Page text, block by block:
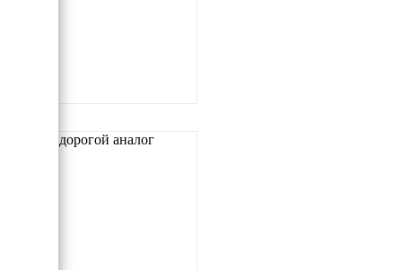
Самый дорогой аналог